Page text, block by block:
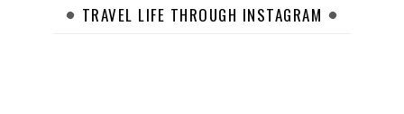
TRAVEL LIFE THROUGH INSTAGRAM